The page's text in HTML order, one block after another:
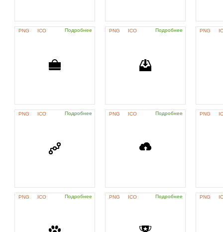
PNG ICO Подробнее PNG ICO Подробнее PNG
PNG ICO Подробнее PNG ICO Подробнее PNG
PNG ICO Подробнее PNG ICO Подробнее PNG